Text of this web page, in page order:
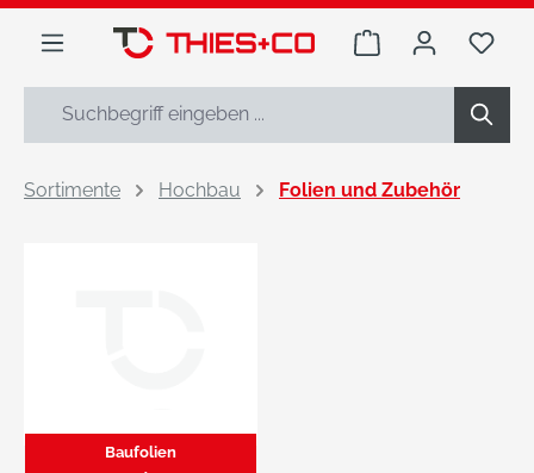
springen
Warenkorb Du
Sortimente Hochbau Folien und Zubehör
Baufolien